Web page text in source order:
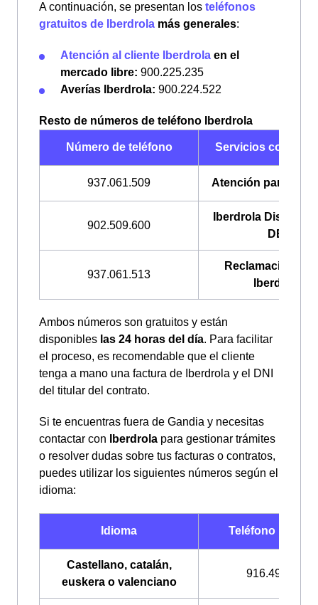
A continuación, se presentan los teléfonos
gratuitos de Iberdrola más generales:
Atención al cliente Iberdrola en el
mercado libre: 900.225.235
Averías Iberdrola: 900.224.522
Resto de números de teléfono Iberdrola
Número de teléfono Servicios con
937.061.509 Atención para
902.509.600
Iberdrola
DE)
937.061.513
Reclamaciones
Iberdrola
Ambos números son gratuitos y están
disponibles las 24 horas del día. Para facilitar
el proceso, es recomendable que el cliente
tenga a mano una factura de Iberdrola y el DNI
del titular del contrato.
Si te encuentras fuera de Gandia y necesitas
contactar con
Iberdrola para gestionar trámites
o resolver dudas sobre tus facturas o contratos,
puedes utilizar los siguientes números según el
idioma:
Idioma Teléfono
Castellano, catalán,
euskera o valenciano
916.496.328